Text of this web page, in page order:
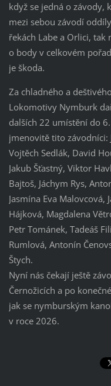
když se jedná o závody,
mezi sebou závodí
řekách Labe a Orlici,
o body v celkovém
je škoda.
Za chladného a
Lokomotivy Nymburk
dalších 22 umístění do
jmenovitě tito závodníci:
Vojtěch Sedlák, David
Jakub Šťastný, Viktor
Bajtoš, Jáchym Rys,
Jasmína Eva Malovcová,
Hájková, Magdalena
Petr Tománek, Tadeáš
Rumlová, Antonín
Štych.
Nyní nás čekají ještě
Černožicích a po
jak se nymburským
v roce 2026.